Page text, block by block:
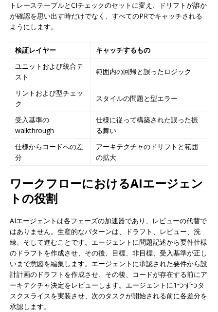
トレーステーブルとCIチェックのセットに変え、ドリフトが誰か
が確認を思い出す時だけでなく、すべてのPRでキャッチされる
ようにします。
検証レイヤー
キャッチするもの
ユニットおよび統合テ
スト
範囲内の回帰と誤ったロジック
リントおよび型チェッ
ク
スタイルの問題と型エラー
受入基準の
walkthrough
仕様に従って構築された誤った振
る舞い
仕様からコードへの差
分
アーキテクチャのドリフトと範囲
の拡大
ワークフローにおけるAIエージェン
トの役割
AIエージェントは各フェーズの加速器であり、レビューの代替で
はありません。生産的なパターンは、ドラフト、レビュー、洗
練、そして進むことです。エージェントに問題記述から要件仕様
のドラフトを作成させ、その後、目標、非目標、受入基準が正し
いまで意図を編集します。エージェントに承認された要件から設
計計画のドラフトを作成させ、その後、コードが存在する前にア
ーキテクチャ決定をレビューします。エージェントに1つずつタ
スクスライスを実装させ、次のタスクが開始される前に各差分を
承認します。